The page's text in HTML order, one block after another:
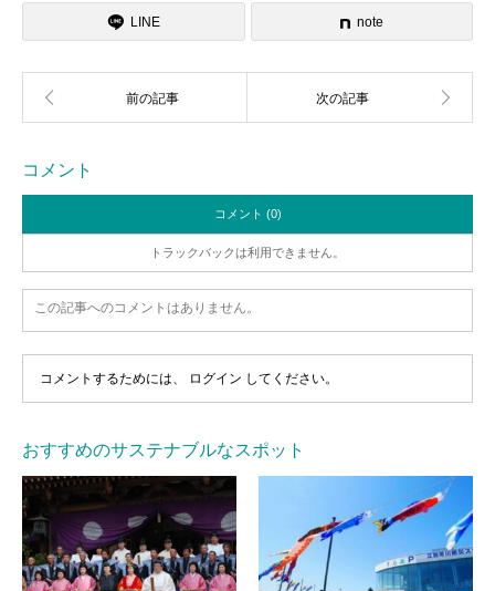
LINE note
コメント
コメント (0)
トラックバックは利用できません。
この記事へのコメントはありません。
コメントするためには、 ログイン してください。
おすすめのサステナブルなスポット